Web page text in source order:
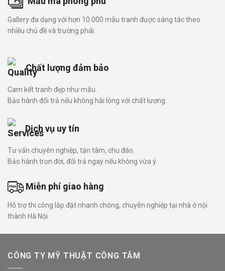
Gallery đa dạng với hơn 10.000 mẫu tranh được sáng tác theo
nhiều chủ đề và trường phái.
Chất lượng đảm bảo
Cam kết tranh đẹp như mẫu.
Bảo hành đổi trả nếu không hài lòng với chất lượng.
Dịch vụ uy tín
Tư vấn chuyên nghiệp, tận tâm, chu đáo.
Bảo hành trọn đời, đổi trả ngay nếu không vừa ý.
Miễn phí giao hàng
Hỗ trợ thi công lắp đặt nhanh chóng, chuyên nghiệp tại nhà ở nội
thành Hà Nội.
CÔNG TY MỸ THUẬT CÔNG TÂM